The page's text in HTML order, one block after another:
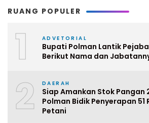
RUANG POPULER
1 ADVETORIAL
Bupati Polman Lantik
Berikut Nama dan
2 DAERAH
Siap Amankan Stok Pangan
Polman Bidik Penyerapan 51
Petani